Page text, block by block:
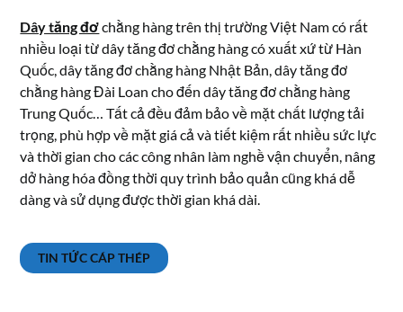
Dây tăng đơchằng hàng trên thị trường Việt Nam có rất
nhiều loại từ dây tăng đơ chằng hàng có xuất xứ từ Hàn
Quốc, dây tăng đơ chằng hàng Nhật Bản, dây tăng đơ
chằng hàng Đài Loan cho đến dây tăng đơ chằng hàng
Trung Quốc… Tất cả đều đảm bảo về mặt chất lượng tải
trọng, phù hợp về mặt giá cả và tiết kiệm rất nhiều sức lực
và thời gian cho các công nhân làm nghề vận chuyển, nâng
dở hàng hóa đồng thời quy trình bảo quản cũng khá dễ
dàng và sử dụng được thời gian khá dài.
TIN TỨC CÁP THÉP